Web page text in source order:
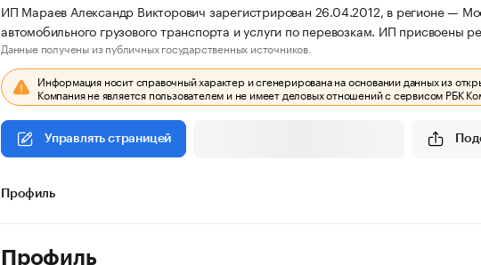
ИП Мараев Александр Викторович зарегистрирован 26.04.2012, в регионе —
автомобильного грузового транспорта и услуги по перевозкам. ИП
Данные получены из публичных государственных источников.
Информация носит справочный характер и сгенерирована на основании данных из
Компания не является пользователем и не имеет деловых отношений с сервисом РБК
Управлять страницей
Профиль
Профиль